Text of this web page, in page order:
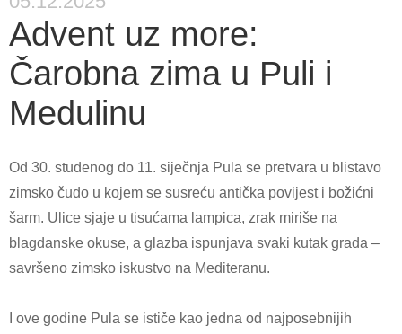
Advent uz more:
Čarobna zima u Puli i
Medulinu
Od 30. studenog do 11. siječnja Pula se pretvara u blistavo
zimsko čudo u kojem se susreću antička povijest i božićni
šarm. Ulice sjaje u tisućama lampica, zrak miriše na
blagdanske okuse, a glazba ispunjava svaki kutak grada –
savršeno zimsko iskustvo na Mediteranu.
I ove godine Pula se ističe kao jedna od najposebnijih